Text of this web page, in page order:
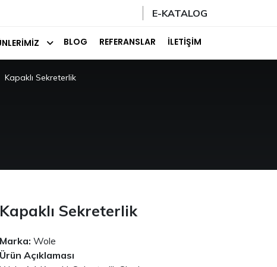
E-KATALOG
BLOG REFERANSLAR İLETIŞIM
Kapaklı Sekreterlik
Kapaklı Sekreterlik
Marka: Wole
Ürün Açıklaması